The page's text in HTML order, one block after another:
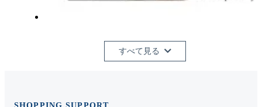
すべて見る